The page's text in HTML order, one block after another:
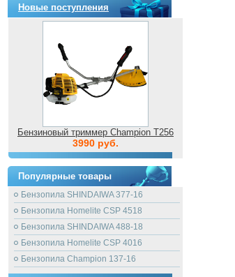
Новые поступления
Бензиновый триммер Champion T256
3990 руб.
Популярные товары
Бензопила SHINDAIWA 377-16
Бензопила Homelite CSP 4518
Бензопила SHINDAIWA 488-18
Бензопила Homelite CSP 4016
Бензопила Champion 137-16